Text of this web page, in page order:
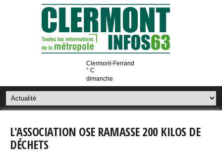
Clermont-Ferrand
° C
dimanche
L'ASSOCIATION OSE RAMASSE 200 KILOS DE
DÉCHETS